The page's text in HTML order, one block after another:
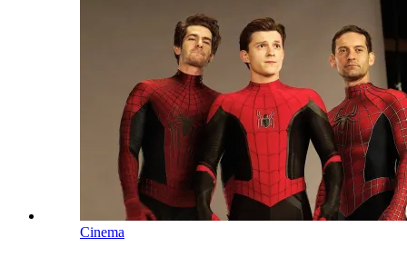
Cinema